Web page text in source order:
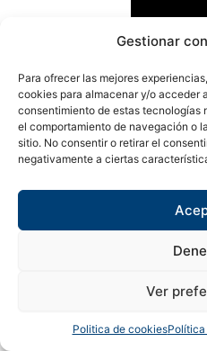
Gestionar
Para ofrecer las mejores
cookies para almacenar y/o acceder
consentimiento de estas tecnologías
el comportamiento de navegación o
sitio. No consentir o retirar el
negativamente a ciertas
Ver
Politica de cookiesPolítica
X-twitter